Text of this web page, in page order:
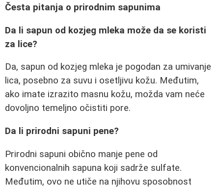
Česta pitanja o prirodnim sapunima
Da li sapun od kozjeg mleka može da se koristi
za lice?
Da, sapun od kozjeg mleka je pogodan za umivanje
lica, posebno za suvu i osetljivu kožu. Međutim,
ako imate izrazito masnu kožu, možda vam neće
dovoljno temeljno očistiti pore.
Da li prirodni sapuni pene?
Prirodni sapuni obično manje pene od
konvencionalnih sapuna koji sadrže sulfate.
Međutim, ovo ne utiče na njihovu sposobnost